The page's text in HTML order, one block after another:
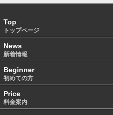
Top
トップページ
News
新着情報
Beginner
初めての方
Price
料金案内